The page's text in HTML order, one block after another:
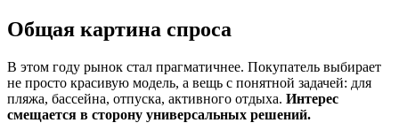
Общая картина спроса
В этом году рынок стал прагматичнее. Покупатель выбирает
не просто красивую модель, а вещь с понятной задачей: для
пляжа, бассейна, отпуска, активного отдыха. Интерес
смещается в сторону универсальных решений.